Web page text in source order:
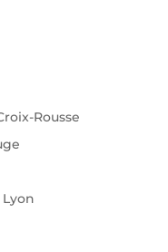
Rousse